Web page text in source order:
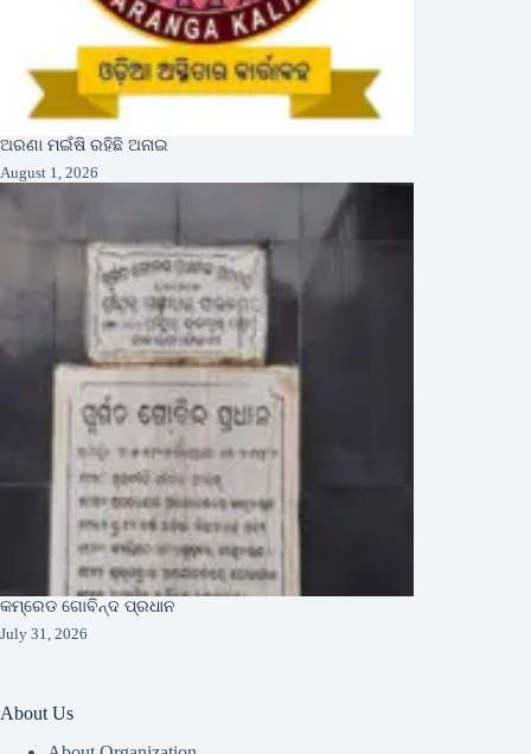
ଅରଣା ମଇଁଷି ରହିଛି ଅନାଇ
August 1, 2026
କମ୍ରେଡ ଗୋବିନ୍ଦ ପ୍ରଧାନ
July 31, 2026
About Us